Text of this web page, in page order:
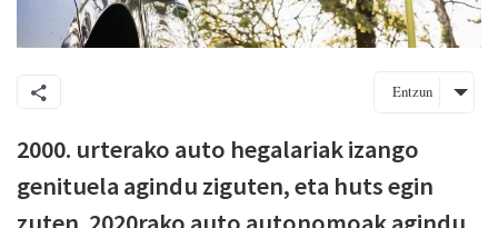
Entzun
2000. urterako auto hegalariak izango
genituela agindu ziguten, eta huts egin